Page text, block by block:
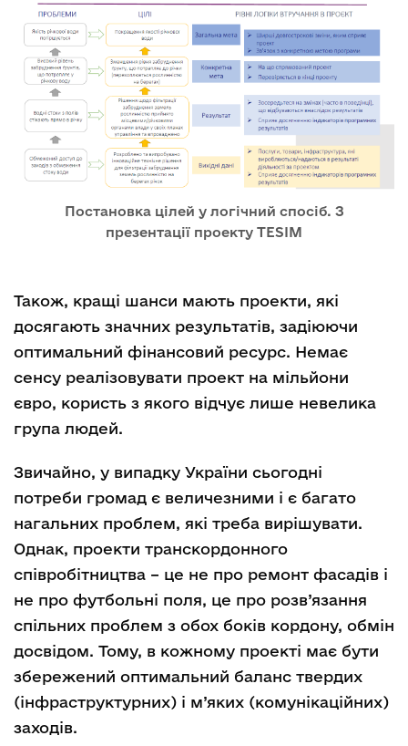
Постановка цілей у логічний спосіб. З
презентації проекту TESIM
Також, кращі шанси мають проекти, які
досягають значних результатів, задіюючи
оптимальний фінансовий ресурс. Немає
сенсу реалізовувати проект на мільйони
євро, користь з якого відчує лише невелика
група людей.
Звичайно, у випадку України cьогодні
потреби громад є величезними і є багато
нагальних проблем, які треба вирішувати.
Однак, проекти транскордонного
співробітництва – це не про ремонт фасадів і
не про футбольні поля, це про розв’язання
спільних проблем з обох боків кордону, обмін
досвідом. Тому, в кожному проекті має бути
збережений оптимальний баланс твердих
(інфраструктурних) і м’яких (комунікаційних)
заходів.